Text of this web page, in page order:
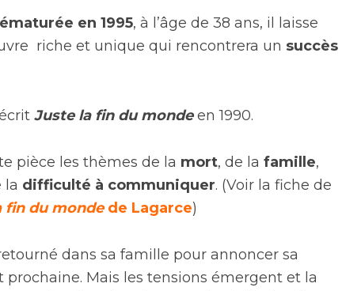
en 1995, à l’âge de 38 ans, il laisse
riche et unique qui rencontrera un succès
Juste la fin du mondeen 1990.
pièce les thèmes de la mort, de la famille,
la difficulté à communiquer. (Voir la fiche de
fin du mondede Lagarce)
dans sa famille pour annoncer sa
Mais les tensions émergent et la